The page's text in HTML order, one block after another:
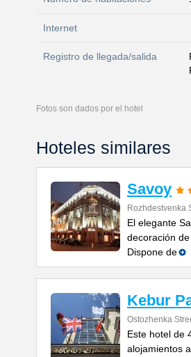
Internet
Registro de llegada/salida
Fotos son dados por el hotel
Hoteles similares
Savoy
Rozhdestvenka
El elegante
decoración
Dispone de
Kebur
Ostozhenka
Este hotel de
alojamientos